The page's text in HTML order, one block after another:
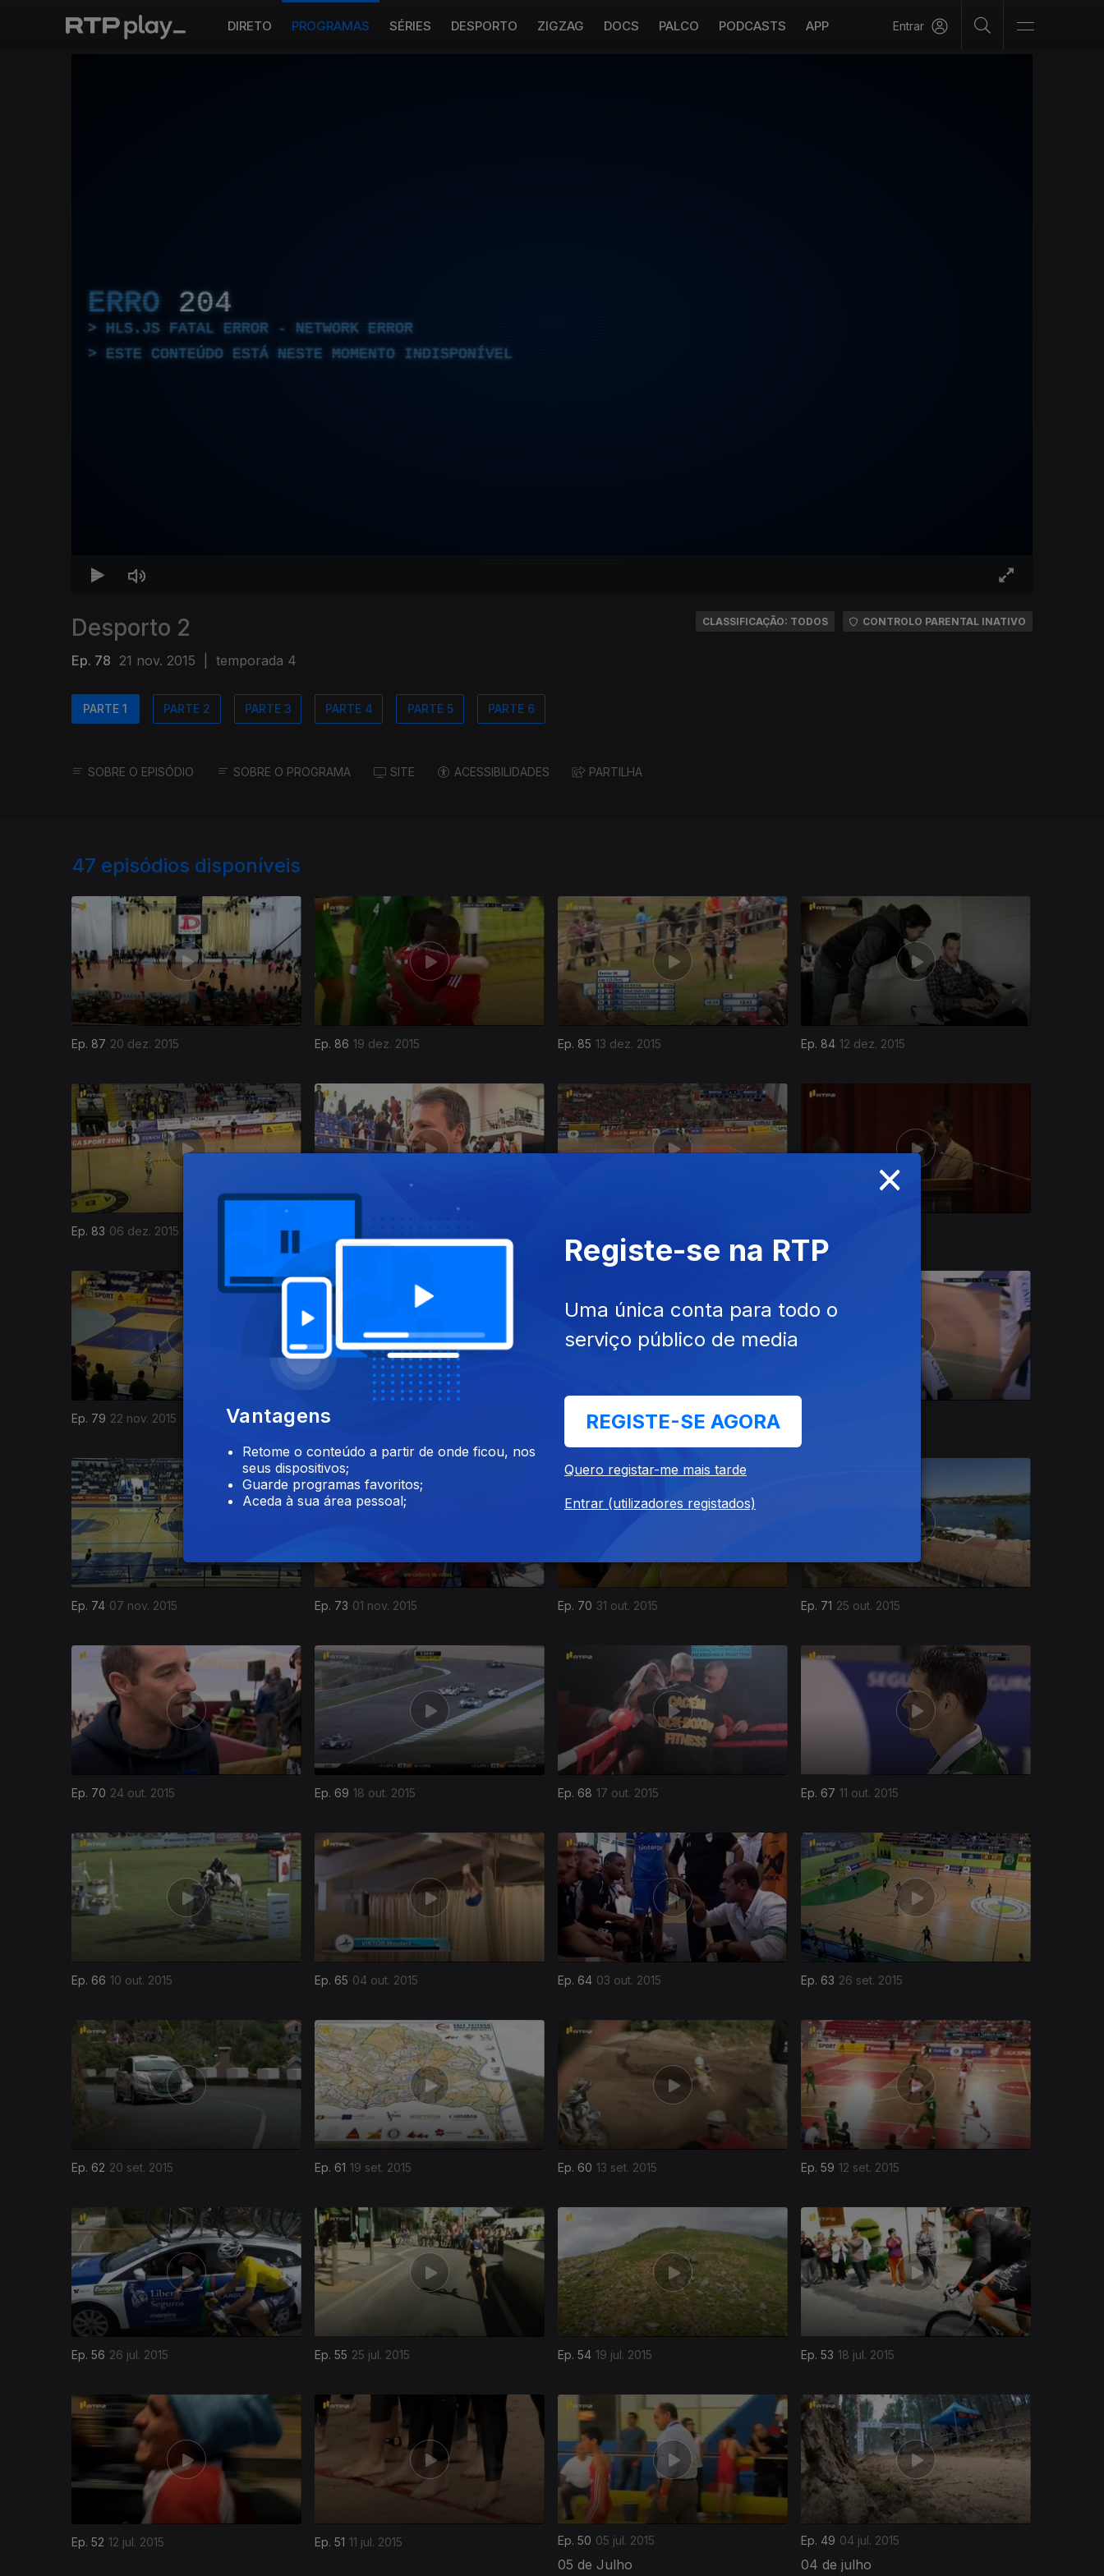
DIRETO PROGRAMAS SÉRIES DESPORTO ZIGZAG DOCS PALCO PODCASTS APP Entrar
ERRO 204
HLS.JS FATAL ERROR - NETWORK ERROR
ESTE CONTEÚDO ESTÁ NESTE MOMENTO INDISPONÍVEL
Desporto 2
Ep. 78 21 nov. 2015 temporada 4
CLASSIFICAÇÃO: TODOS CONTROLO PARENTAL INATIVO
PARTE 1 PARTE 2 PARTE 3 PARTE 4 PARTE 5 PARTE 6
SOBRE O EPISÓDIO SOBRE O PROGRAMA SITE ACESSIBILIDADES PARTILHA
47 episódios disponíveis
Ep. 87 20 dez. 2015 Ep. 86 19 dez. 2015 Ep. 85 13 dez. 2015 Ep. 84 12 dez. 2015
Ep. 83 06 dez. 2015
Ep. 79 22 nov. 2015 Ep. 78 Ep. 77 15 nov. 2015
213771
Ep. 74 07 nov. 2015 Ep. 73 01 nov. 2015 Ep. 70 31 out. 2015 Ep. 71 25 out. 2015
Ep. 70 24 out. 2015 Ep. 69 18 out. 2015 Ep. 68 17 out. 2015 Ep. 67 11 out. 2015
Ep. 66 10 out. 2015 Ep. 65 04 out. 2015 Ep. 64 03 out. 2015 Ep. 63 26 set. 2015
208111
Ep. 62 20 set. 2015 Ep. 61 19 set. 2015 Ep. 60 13 set. 2015 Ep. 59 12 set. 2015
Ep. 56 26 jul. 2015 Ep. 55 25 jul. 2015 Ep. 54 19 jul. 2015 Ep. 53 18 jul. 2015
Ep. 52 12 jul. 2015 Ep. 51 11 jul. 2015 Ep. 50 05 jul. 2015
05 de Julho
Ep. 49 04 jul. 2015
04 de julho
201397
×
Vantagens
Retome o conteúdo a partir de onde ficou, nos
seus dispositivos;
Guarde programas favoritos;
Aceda à sua área pessoal;
Registe-se na RTP
Uma única conta para todo o
serviço público de media
REGISTE-SE AGORA
Quero registar-me mais tarde
Entrar (utilizadores registados)